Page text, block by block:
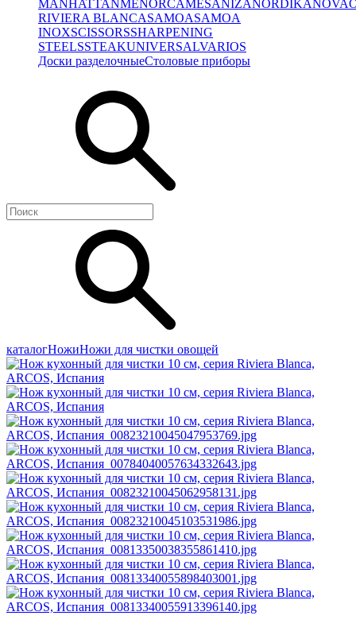
MANHATTANMENORCAMESANIZANORDIKANOVA
RIVIERA BLANCASAMOASAMOA
INOXSCISSORSSHARPENING
STEELSSTEAKUNIVERSALVARIOS
Доски разделочныеСтоловые приборы
каталогНожиНожи для чистки овощей